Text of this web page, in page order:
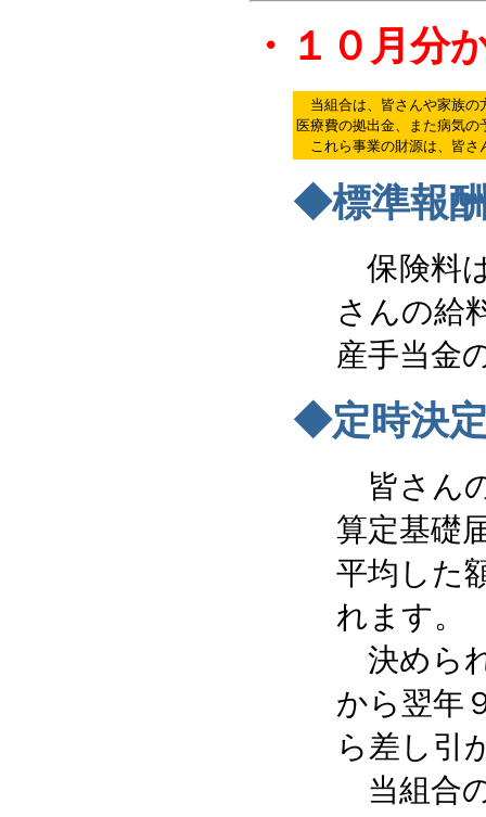
・１０月分
当組合は、皆さんや家族の
医療費の拠出金、また病気
これら事業の財源は、皆さ
◆標準報
保険料
さんの給
産手当金
◆定時決
皆さん
算定基礎
平均した
れます。
決めら
から翌年
ら差し引
当組合